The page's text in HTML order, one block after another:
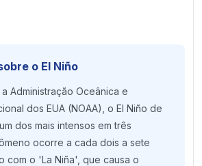
o El Niño
Administração Oceânica e
dos EUA (NOAA), o El Niño de
dos mais intensos em três
ocorre a cada dois a sete
com o 'La Niña', que causa o